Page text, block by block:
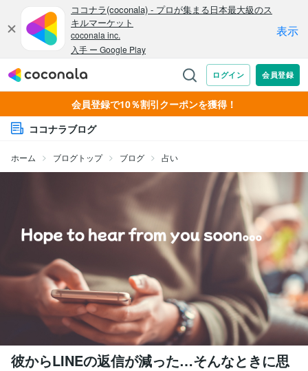
会員登録で10％割引クーポンを獲得！
ココナラブログ
ホーム ブログトップ ブログ 占い
彼からLINEの返信が減った…そんなときに思